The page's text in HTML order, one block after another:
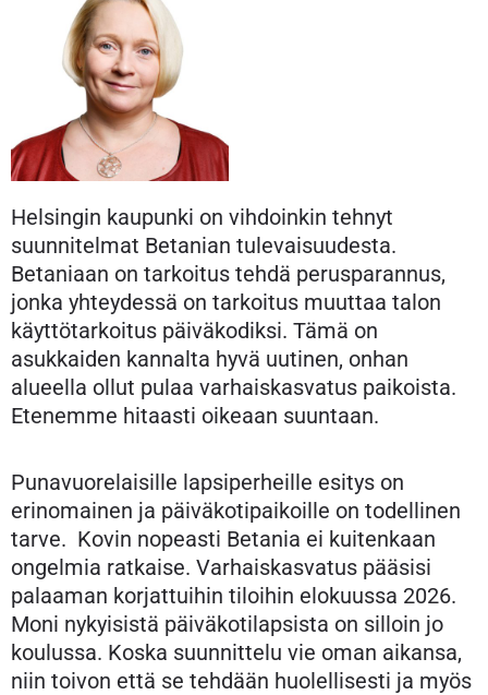
Helsingin kaupunki on vihdoinkin tehnyt
suunnitelmat Betanian tulevaisuudesta.
Betaniaan on tarkoitus tehdä perusparannus,
jonka yhteydessä on tarkoitus muuttaa talon
käyttötarkoitus päiväkodiksi. Tämä on
asukkaiden kannalta hyvä uutinen, onhan
alueella ollut pulaa varhaiskasvatus paikoista.
Etenemme hitaasti oikeaan suuntaan.
Punavuorelaisille lapsiperheille esitys on
erinomainen ja päiväkotipaikoille on todellinen
tarve. Kovin nopeasti Betania ei kuitenkaan
ongelmia ratkaise. Varhaiskasvatus pääsisi
palaaman korjattuihin tiloihin elokuussa 2026.
Moni nykyisistä päiväkotilapsista on silloin jo
koulussa. Koska suunnittelu vie oman aikansa,
niin toivon että se tehdään huolellisesti ja myös